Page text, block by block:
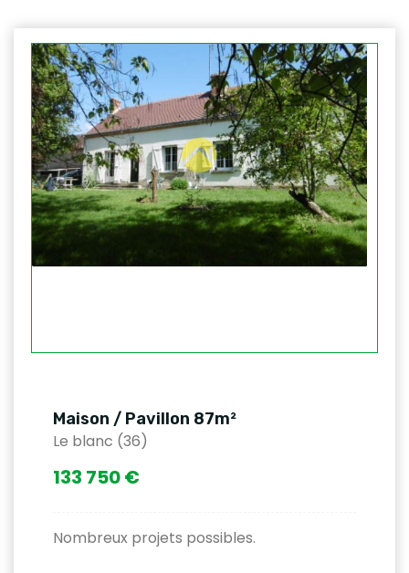
Maison / Pavillon 87m²
Le blanc (36)
133 750 €
Nombreux projets possibles.